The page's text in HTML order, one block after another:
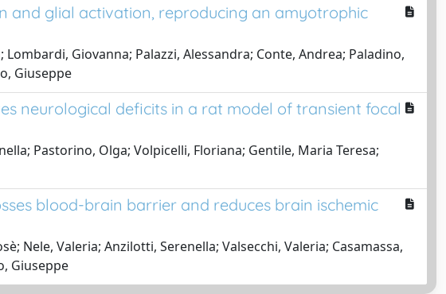
and glial activation, reproducing an amyotrophic
Giovanna; Palazzi, Alessandra; Conte, Andrea; Paladino,
Giuseppe
neurological deficits in a rat model of transient focal
Pastorino, Olga; Volpicelli, Floriana; Gentile, Maria Teresa;
blood-brain barrier and reduces brain ischemic
Nele, Valeria; Anzilotti, Serenella; Valsecchi, Valeria; Casamassa,
Giuseppe